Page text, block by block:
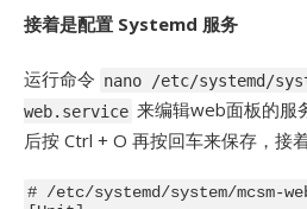
接着是配置 Systemd 服务
运行命令 nano /etc/systemd/
web.service 来编辑web面板的服
后按 Ctrl + O 再按回车来保存，接
# /etc/systemd/system/mcsm-